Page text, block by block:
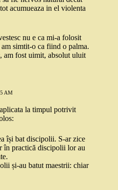
acumueaza in el violenta
nu e ca mi-a folosit
simtit-o ca fiind o palma.
am fost uimit, absolut uluit
AM
la timpul potrivit
își bat discipolii. S-ar zice
în practică discipolii lor au
și-au batut maestrii: chiar